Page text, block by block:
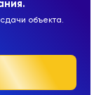
объекта.